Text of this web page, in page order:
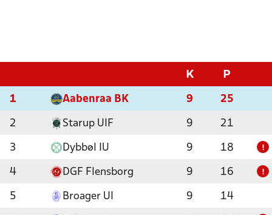
K P
1 Aabenraa BK 9 25
2 Starup UIF 9 21
3 Dybbøl IU 9 18 !
4 DGF Flensborg 9 16 !
5 Broager UI 9 14